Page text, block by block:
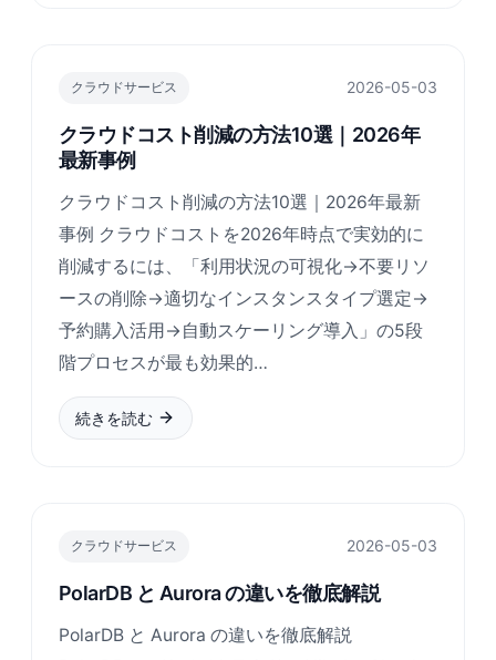
クラウドサービス 2026-05-03
クラウドコスト削減の方法10選｜2026年
最新事例
クラウドコスト削減の方法10選｜2026年最新
事例 クラウドコストを2026年時点で実効的に
削減するには、「利用状況の可視化→不要リソ
ースの削除→適切なインスタンスタイプ選定→
予約購入活用→自動スケーリング導入」の5段
階プロセスが最も効果的…
続きを読む
クラウドサービス 2026-05-03
PolarDB と Aurora の違いを徹底解説
PolarDB と Aurora の違いを徹底解説